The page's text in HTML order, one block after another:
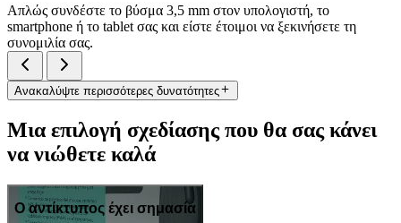
Απλώς συνδέστε το βύσμα 3,5 mm στον υπολογιστή, το
smartphone ή το tablet σας και είστε έτοιμοι να ξεκινήσετε τη
συνομιλία σας.
Ανακαλύψτε περισσότερες δυνατότητες
Μια επιλογή σχεδίασης που θα σας κάνει
να νιώθετε καλά
Ο αντίκτυπος έχει σημασία